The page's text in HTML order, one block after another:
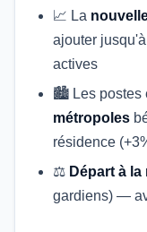
📈 La
ajouter
actives
🏙️ Les postes
métropoles
résidence
⚖️ Départ à
gardiens) —